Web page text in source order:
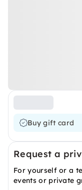
Buy gift card
Request a
For yourself or a
events or private